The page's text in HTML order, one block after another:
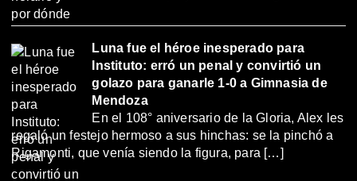
Luna fue el héroe inesperado para
Instituto: erró un penal y convirtió un
golazo para ganarle 1-0 a Gimnasia de
Mendoza
En el 108° aniversario de la Gloria, Alex les
regaló un festejo hermoso a sus hinchas: se la pinchó a
Rigamonti, que venía siendo la figura, para […]